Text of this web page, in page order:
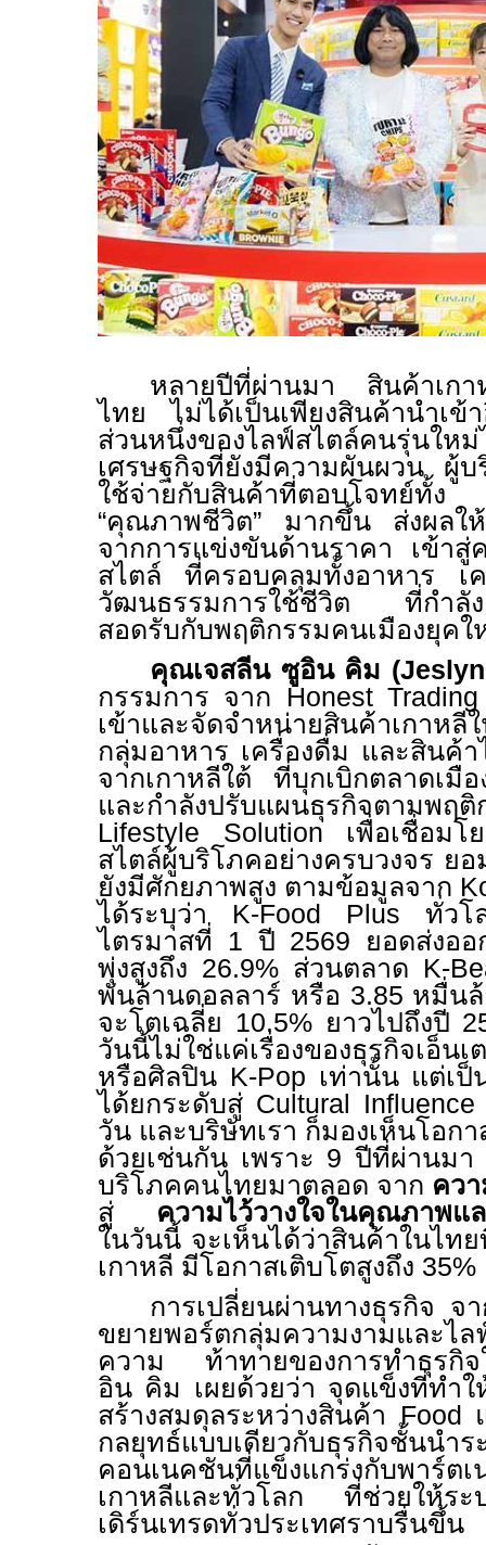
หลายปีที่ผ่านมา สินค้าเก
ไทย ไม่ได้เป็นเพียงสินค้านำเข้
ส่วนหนึ่งของไลฟ์สไตล์คนรุ่น
เศรษฐกิจที่ยังมีความผันผวน ผู้บ
ใช้จ่ายกับสินค้าที่ตอบโจทย์ทั้
“คุณภาพชีวิต” มากขึ้น ส่งผลใ
จากการแข่งขันด้านราคา เข้าสู่
สไตล์ ที่ครอบคลุมทั้งอาหาร
วัฒนธรรมการใช้ชีวิต ที่กำลัง
สอดรับกับพฤติกรรมคนเมืองยุคใ
คุณเจสลีน ซูอิน คิม (
กรรมการ จาก Honest
เข้าและจัดจำหน่ายสินค้าเกา
กลุ่มอาหาร เครื่องดื่ม และสินค้
จากเกาหลีใต้ ที่บุกเบิกตลาดเ
และกำลังปรับแผนธุรกิจตาม
Lifestyle Solution เพื่อเชื่อมโ
สไตล์ผู้บริโภคอย่างครบวงจร ยอ
ยังมีศักยภาพสูง ตามข้อมูลจาก
ได้ระบุว่า K-Food Plus ทั่วโ
ไตรมาสที่ 1 ปี 2569 ยอดส่งออ
พุ่งสูงถึง 26.9% ส่วนตลาด K-
พันล้านดอลลาร์ หรือ 3.85 หมื่น
จะโตเฉลี่ย 10.5% ยาวไปถึงปี
วันนี้ไม่ใช่แค่เรื่องของธุรกิจเอ็น
หรือศิลปิน K-Pop เท่านั้น แต่เ
ได้ยกระดับสู่ Cultural
วัน และบริษัทเรา ก็มองเห็นโอ
ด้วยเช่นกัน เพราะ 9 ปีที่ผ่านมา
บริโภคคนไทยมาตลอด จาก คว
สู่ ความไว้วางใจในคุณภาพแ
ในวันนี้ จะเห็นได้ว่าสินค้าในไท
เกาหลี มีโอกาสเติบโตสูงถึง 35%
การเปลี่ยนผ่านทางธุรกิจ จ
ขยายพอร์ตกลุ่มความงามและไ
ความ ท้าทายของการทำธุรกิ
อิน คิม เผยด้วยว่า จุดแข็งที่ทำ
สร้างสมดุลระหว่างสินค้าFood
กลยุทธ์แบบเดียวกับธุรกิจชั้นนำ
คอนเนคชันที่แข็งแกร่งกับพ
เกาหลีและทั่วโลก ที่ช่วยให้ระ
เดิร์นเทรดทั่วประเทศราบรื่นขึ้น